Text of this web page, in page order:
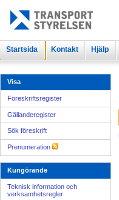
Startsida Kontakt Hjälp
Visa
Föreskriftsregister
Gällanderegister
Sök föreskrift
Prenumeration
Kungörande
Teknisk information och
verksamhetsregler